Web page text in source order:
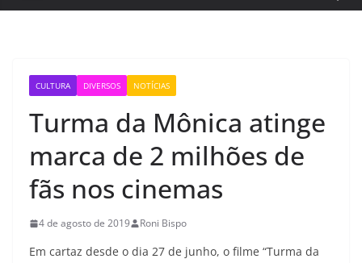
CULTURA DIVERSOS NOTÍCIAS
Turma da Mônica atinge
marca de 2 milhões de
fãs nos cinemas
4 de agosto de 2019 Roni Bispo
Em cartaz desde o dia 27 de junho, o filme “Turma da